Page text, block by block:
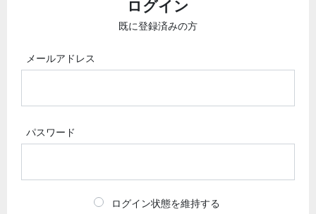
ログイン
既に登録済みの方
メールアドレス
パスワード
ログイン状態を維持する